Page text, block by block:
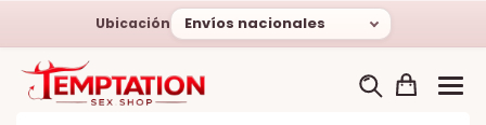
Ubicación Envíos nacionales